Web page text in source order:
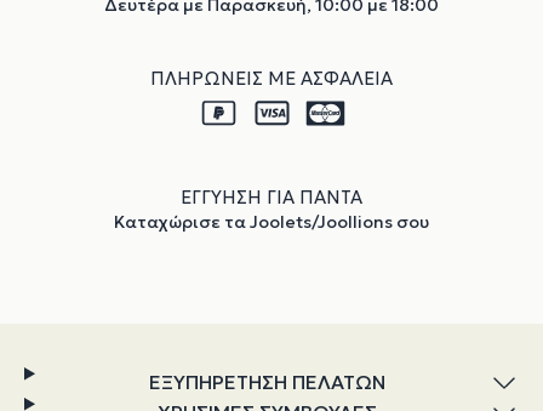
Δευτέρα με Παρασκευή, 10:00 με 18:00
ΠΛΗΡΩΝΕΙΣ ΜΕ ΑΣΦΑΛΕΙΑ
ΕΓΓΥΗΣΗ ΓΙΑ ΠΑΝΤΑ
Καταχώρισε τα Joolets/Joollions σου
ΕΞΥΠΗΡΕΤΗΣΗ ΠΕΛΑΤΩΝ